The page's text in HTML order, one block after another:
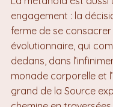
engagement : la
ferme de se
évolutionnaire, qui
dedans, dans
monade corporelle et
grand de la Source